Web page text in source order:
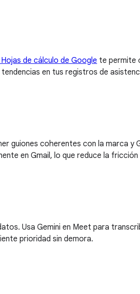
Hojas de cálculo de Google te permite
en tus registros de
guiones coherentes con la marca
en Gmail, lo que reduce la
Usa Gemini en Meet para
prioridad sin demora.